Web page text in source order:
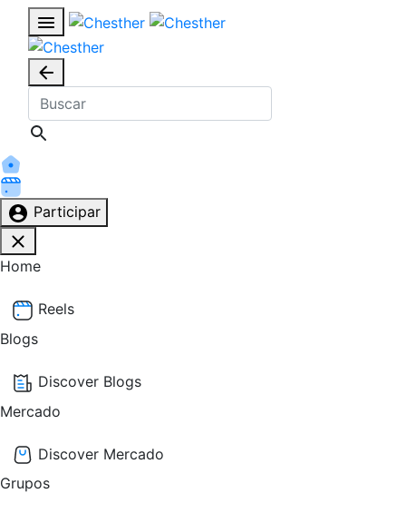
Participar
Home
Reels
Blogs
Discover Blogs
Mercado
Discover Mercado
Grupos